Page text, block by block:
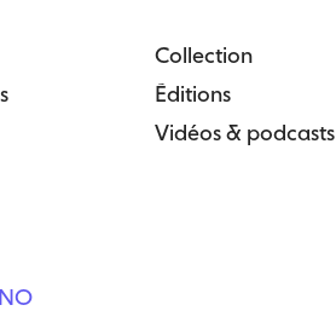
Collection
Éditions
Vidéos & podcasts